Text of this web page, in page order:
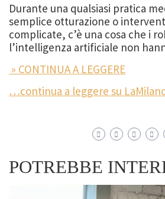
Durante una qualsiasi pratica
semplice otturazione o
complicate, c’è una cosa che i
l’intelligenza artificiale non
» CONTINUA A LEGGERE
…continua a leggere su
POTREBBE